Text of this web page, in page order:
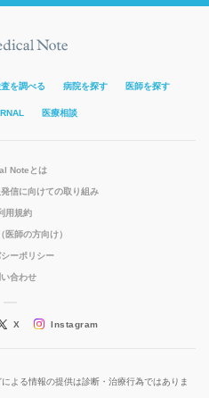
を調べる 病院を探す 医師を探す
医療相談
Noteとは
信に向けての取り組み
用規約
医師の方向け）
ーポリシー
合わせ
X Instagram
よる情報の提供は診断・治療行為ではありま